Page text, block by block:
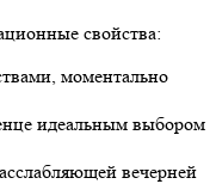
свойства:
моментально
идеальным выбором
вечерней